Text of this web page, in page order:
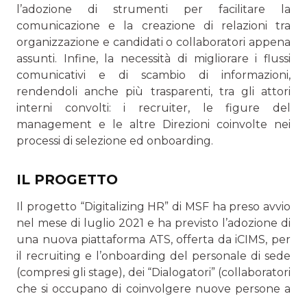
l’adozione di strumenti per facilitare la
comunicazione e la creazione di relazioni tra
organizzazione e candidati o collaboratori appena
assunti. Infine, la necessità di migliorare i flussi
comunicativi e di scambio di informazioni,
rendendoli anche più trasparenti, tra gli attori
interni convolti: i recruiter, le figure del
management e le altre Direzioni coinvolte nei
processi di selezione ed onboarding.
IL PROGETTO
Il progetto “Digitalizing HR” di MSF ha preso avvio
nel mese di luglio 2021 e ha previsto l’adozione di
una nuova piattaforma ATS, offerta da iCIMS, per
il recruiting e l’onboarding del personale di sede
(compresi gli stage), dei “Dialogatori” (collaboratori
che si occupano di coinvolgere nuove persone a